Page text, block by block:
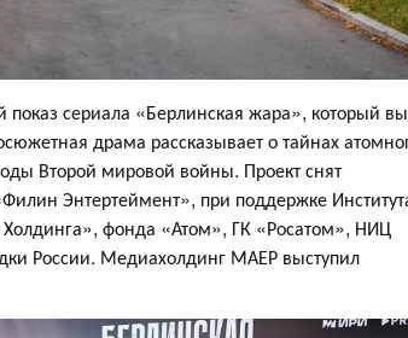
показ сериала «Берлинская жара», который
драма рассказывает о тайнах
Второй мировой войны. Проект снят
Энтертеймент», при поддержке
фонда «Атом», ГК «Росатом», НИЦ
России. Медиахолдинг МАЕР выступил